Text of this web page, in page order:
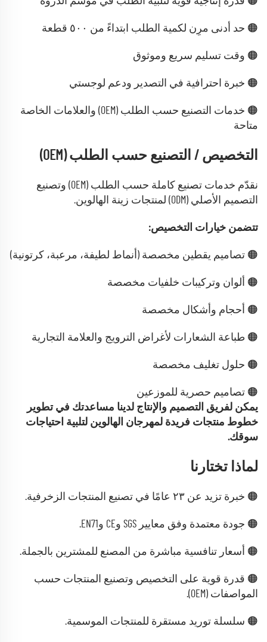
🟠 حد أدنى مرِن لكمية الطلب ابتداءً من ٥٠٠ قطعة
🟠 وقت تسليم سريع وموثوق
🟠 خبرة احترافية في التصدير ودعم لوجستي
🟠 خدمات التصنيع حسب الطلب (OEM) والعلامات الخاصة
متاحة
التخصيص / التصنيع حسب الطلب (OEM)
نقدّم خدمات تصنيع كاملة حسب الطلب (OEM) وتصنيع
التصميم الأصلي (ODM) لمنتجات زينة الهالوين.
تتضمن خيارات التخصيص:
🟠 تصاميم يقطين مخصصة (أنماط لطيفة، مرعبة، كرتونية)
🟠 ألوان وتركيبات خلفيات مخصصة
🟠 أحجام وأشكال مخصصة
🟠 طباعة الشعارات لأغراض الترويج والعلامة التجارية
🟠 حلول تغليف مخصصة
🟠 تصاميم حصرية للموزعين
يمكن لفريق التصميم والإنتاج لدينا مساعدتك في تطوير
خطوط منتجات فريدة لمهرجان الهالوين لتلبية احتياجات
سوقك.
لماذا تختارنا
🟠 خبرة تزيد عن ٢٣ عامًا في تصنيع المنتجات الزخرفية.
🟠 جودة معتمدة وفق معايير SGS وCE وEN71.
🟠 أسعار تنافسية مباشرة من المصنع للمشترين بالجملة.
🟠 قدرة قوية على التخصيص وتصنيع المنتجات حسب
المواصفات (OEM).
🟠 سلسلة توريد مستقرة للمنتجات الموسمية.